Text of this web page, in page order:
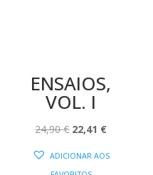
ENSAIOS,
VOL. I
24,90€ O
22,41 €O
ADICIONAR AOS